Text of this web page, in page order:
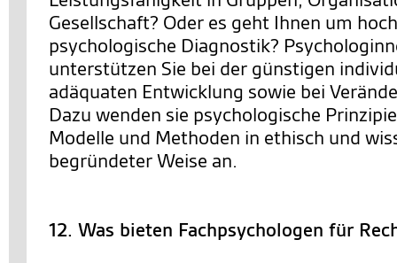
Gesellschaft? Oder es geht Ihnen um
psychologische Diagnostik?
unterstützen Sie bei der günstigen
adäquaten Entwicklung sowie bei
Dazu wenden sie psychologische
Modelle und Methoden in ethisch und
begründeter Weise an.
12. Was bieten Fachpsychologen für